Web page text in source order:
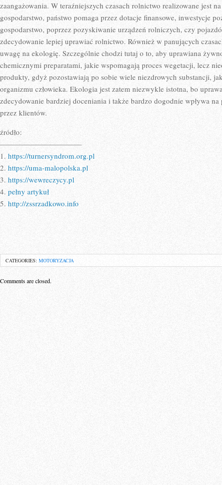
zaangażowania. W teraźniejszych czasach rolnictwo realizowane jest
gospodarstwo, państwo pomaga przez dotacje finansowe, inwestycje
gospodarstwo, poprzez pozyskiwanie urządzeń rolniczych, czy
zdecydowanie lepiej uprawiać rolnictwo. Również w panujących
uwagę na ekologię. Szczególnie chodzi tutaj o to, aby uprawiana
chemicznymi preparatami, jakie wspomagają proces wegetacji, lecz
produkty, gdyż pozostawiają po sobie wiele niezdrowych substancji,
organizmu człowieka. Ekologia jest zatem niezwykle istotna, bo
zdecydowanie bardziej doceniania i także bardzo dogodnie wpływa
przez klientów.
źródło:
———————————
1. https://turnersyndrom.org.pl
2. https://uma-malopolska.pl
3. https://wewreczycy.pl
4. pełny artykuł
5. http://zssrzadkowo.info
CATEGORIES: MOTORYZACJA
Comments are closed.